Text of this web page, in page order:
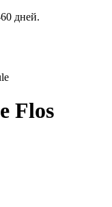
дней.
Flos